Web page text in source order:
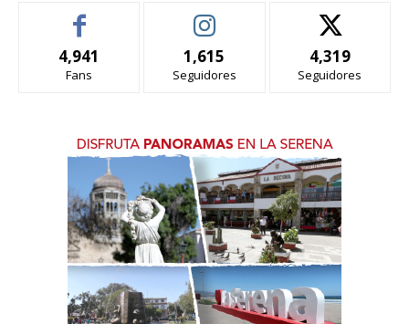
4,941
Fans
1,615
Seguidores
4,319
Seguidores